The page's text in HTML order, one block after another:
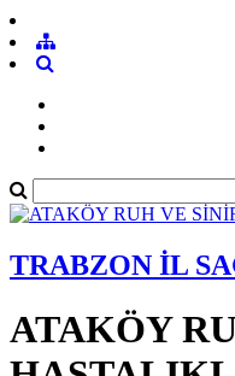
TRABZON İL
ATAKÖY